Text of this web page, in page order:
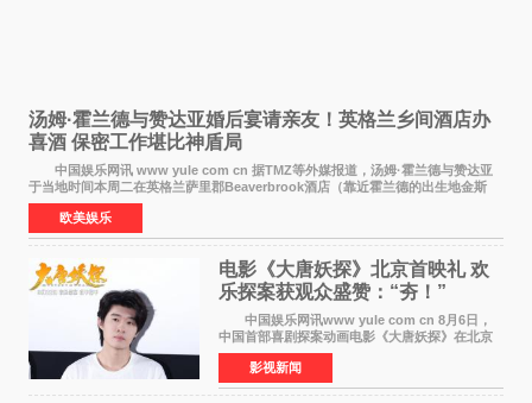
汤姆·霍兰德与赞达亚婚后宴请亲友！英格兰乡间酒店办
喜酒 保密工作堪比神盾局
中国娱乐网讯 www yule com cn 据TMZ等外媒报道，汤姆·霍兰德与赞达亚
于当地时间本周二在英格兰萨里郡Beaverbrook酒店（靠近霍兰德的出生地金斯
顿）举办婚宴，邀请家人与朋友们喝喜酒，庆祝
欧美娱乐
电影《大唐妖探》北京首映礼 欢
乐探案获观众盛赞：“夯！”
中国娱乐网讯www yule com cn 8月6日，
中国首部喜剧探案动画电影《大唐妖探》在北京
举办电影首映礼。导演程腾、联合导演黄珉、总
制片人曹紫建、制片人李莹莹，配音导演张喆，
对白指导程寅，领
影视新闻